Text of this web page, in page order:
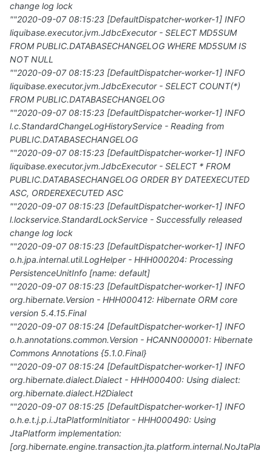
change log lock
""2020-09-07 08:15:23 [DefaultDispatcher-worker-1] INFO
liquibase.executor.jvm.JdbcExecutor - SELECT MD5SUM
FROM PUBLIC.DATABASECHANGELOG WHERE MD5SUM IS
NOT NULL
""2020-09-07 08:15:23 [DefaultDispatcher-worker-1] INFO
liquibase.executor.jvm.JdbcExecutor - SELECT COUNT(*)
FROM PUBLIC.DATABASECHANGELOG
""2020-09-07 08:15:23 [DefaultDispatcher-worker-1] INFO
l.c.StandardChangeLogHistoryService - Reading from
PUBLIC.DATABASECHANGELOG
""2020-09-07 08:15:23 [DefaultDispatcher-worker-1] INFO
liquibase.executor.jvm.JdbcExecutor - SELECT * FROM
PUBLIC.DATABASECHANGELOG ORDER BY DATEEXECUTED
ASC, ORDEREXECUTED ASC
""2020-09-07 08:15:23 [DefaultDispatcher-worker-1] INFO
l.lockservice.StandardLockService - Successfully released
change log lock
""2020-09-07 08:15:23 [DefaultDispatcher-worker-1] INFO
o.h.jpa.internal.util.LogHelper - HHH000204: Processing
PersistenceUnitInfo [name: default]
""2020-09-07 08:15:23 [DefaultDispatcher-worker-1] INFO
org.hibernate.Version - HHH000412: Hibernate ORM core
version 5.4.15.Final
""2020-09-07 08:15:24 [DefaultDispatcher-worker-1] INFO
o.h.annotations.common.Version - HCANN000001: Hibernate
Commons Annotations {5.1.0.Final}
""2020-09-07 08:15:24 [DefaultDispatcher-worker-1] INFO
org.hibernate.dialect.Dialect - HHH000400: Using dialect:
org.hibernate.dialect.H2Dialect
""2020-09-07 08:15:25 [DefaultDispatcher-worker-1] INFO
o.h.e.t.j.p.i.JtaPlatformInitiator - HHH000490: Using
JtaPlatform implementation:
[org.hibernate.engine.transaction.jta.platform.internal.NoJtaPla